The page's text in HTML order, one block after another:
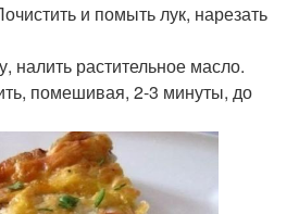
и помыть лук, нарезать
налить растительное масло.
помешивая, 2-3 минуты, до